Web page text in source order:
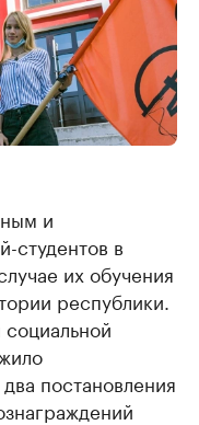
и
студентов в
их обучения
республики.
постановления